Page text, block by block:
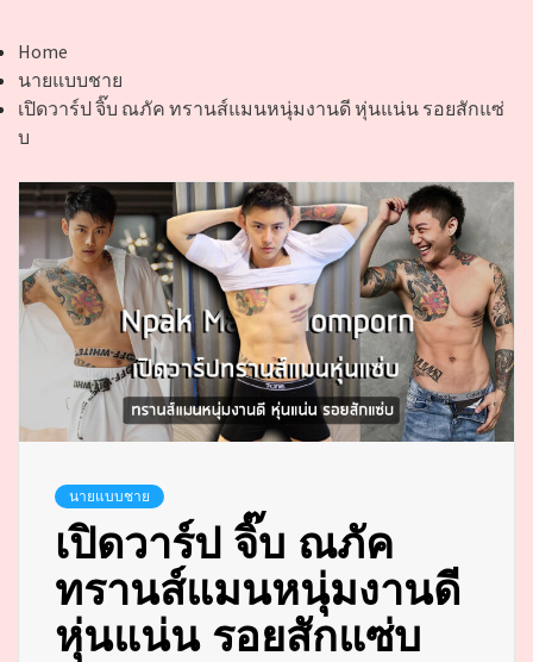
Home
นายแบบชาย
เปิดวาร์ป จิ๊บ ณภัค ทรานส์แมนหนุ่มงานดี หุ่นแน่น รอยสักแซ่
บ
นายแบบชาย
เปิดวาร์ป จิ๊บ ณภัค
ทรานส์แมนหนุ่มงานดี
หุ่นแน่น รอยสักแซ่บ